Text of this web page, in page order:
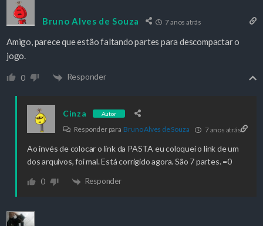
Bruno Alves de Souza 7 anos atrás
Amigo, parece que estão faltando partes para descompactar o
jogo.
0 Responder
Cinza Autor
Responder para Bruno Alves de Souza 7 anos atrás
Ao invés de colocar o link da PASTA eu coloquei o link de um
dos arquivos, foi mal. Está corrigido agora. São 7 partes. =0
0 Responder